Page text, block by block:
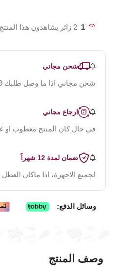
1 2 زائر يشاهدون هذا المنتج الآن!
شحن مجاني
شحن مجاني اذا ما وصل طلبك 299 ريال و اكثر
ارجاع مجاني
في حال كان المنتج معطوب او
ضمان لمدة 12 شهراً
لجميع الاجهزة، اذا ماكان
وسائل الدفع:
وصف المنتج